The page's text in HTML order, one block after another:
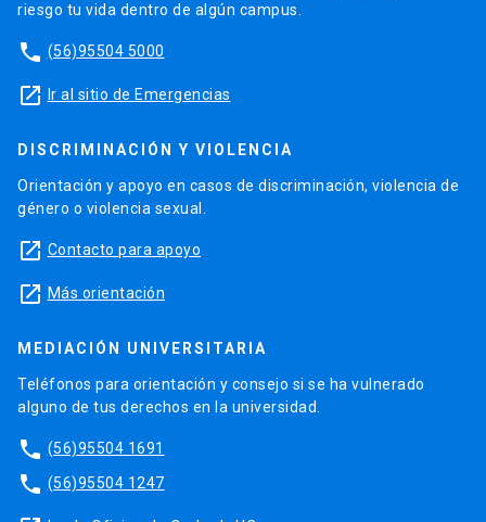
riesgo tu vida dentro de algún campus.
phone (56)95504 5000
launch Ir al sitio de Emergencias
DISCRIMINACIÓN Y VIOLENCIA
Orientación y apoyo en casos de discriminación, violencia de
género o violencia sexual.
launch Contacto para apoyo
launch Más orientación
MEDIACIÓN UNIVERSITARIA
Teléfonos para orientación y consejo si se ha vulnerado
alguno de tus derechos en la universidad.
phone (56)95504 1691
phone (56)95504 1247